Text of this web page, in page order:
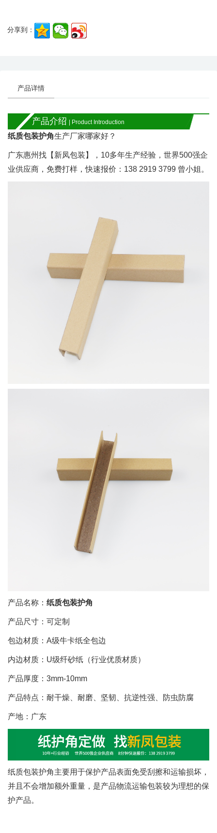
分享到：
产品详情
产品介绍 | Product Introduction
纸质包装护角生产厂家哪家好？
广东惠州找【新凤包装】， 10多年生产经验，世界500强企
业供应商，免费打样，快速报价： 138 2919 3799 曾小姐。
产品名称： 纸质包装护角
产品尺寸：可定制
包边材质： A级牛卡纸全包边
内边材质： U级纤砂纸（行业优质材质）
产品厚度： 3mm-10mm
产品特点：耐干燥、耐磨、坚韧、抗逆性强、防虫防腐
产地：广东
纸质包装护角主要用于保护产品表面免受刮擦和运输损坏，
并且不会增加额外重量，是产品物流运输包装较为理想的保
护产品。